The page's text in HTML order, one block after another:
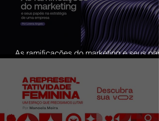
As ramificações do marketing e seus